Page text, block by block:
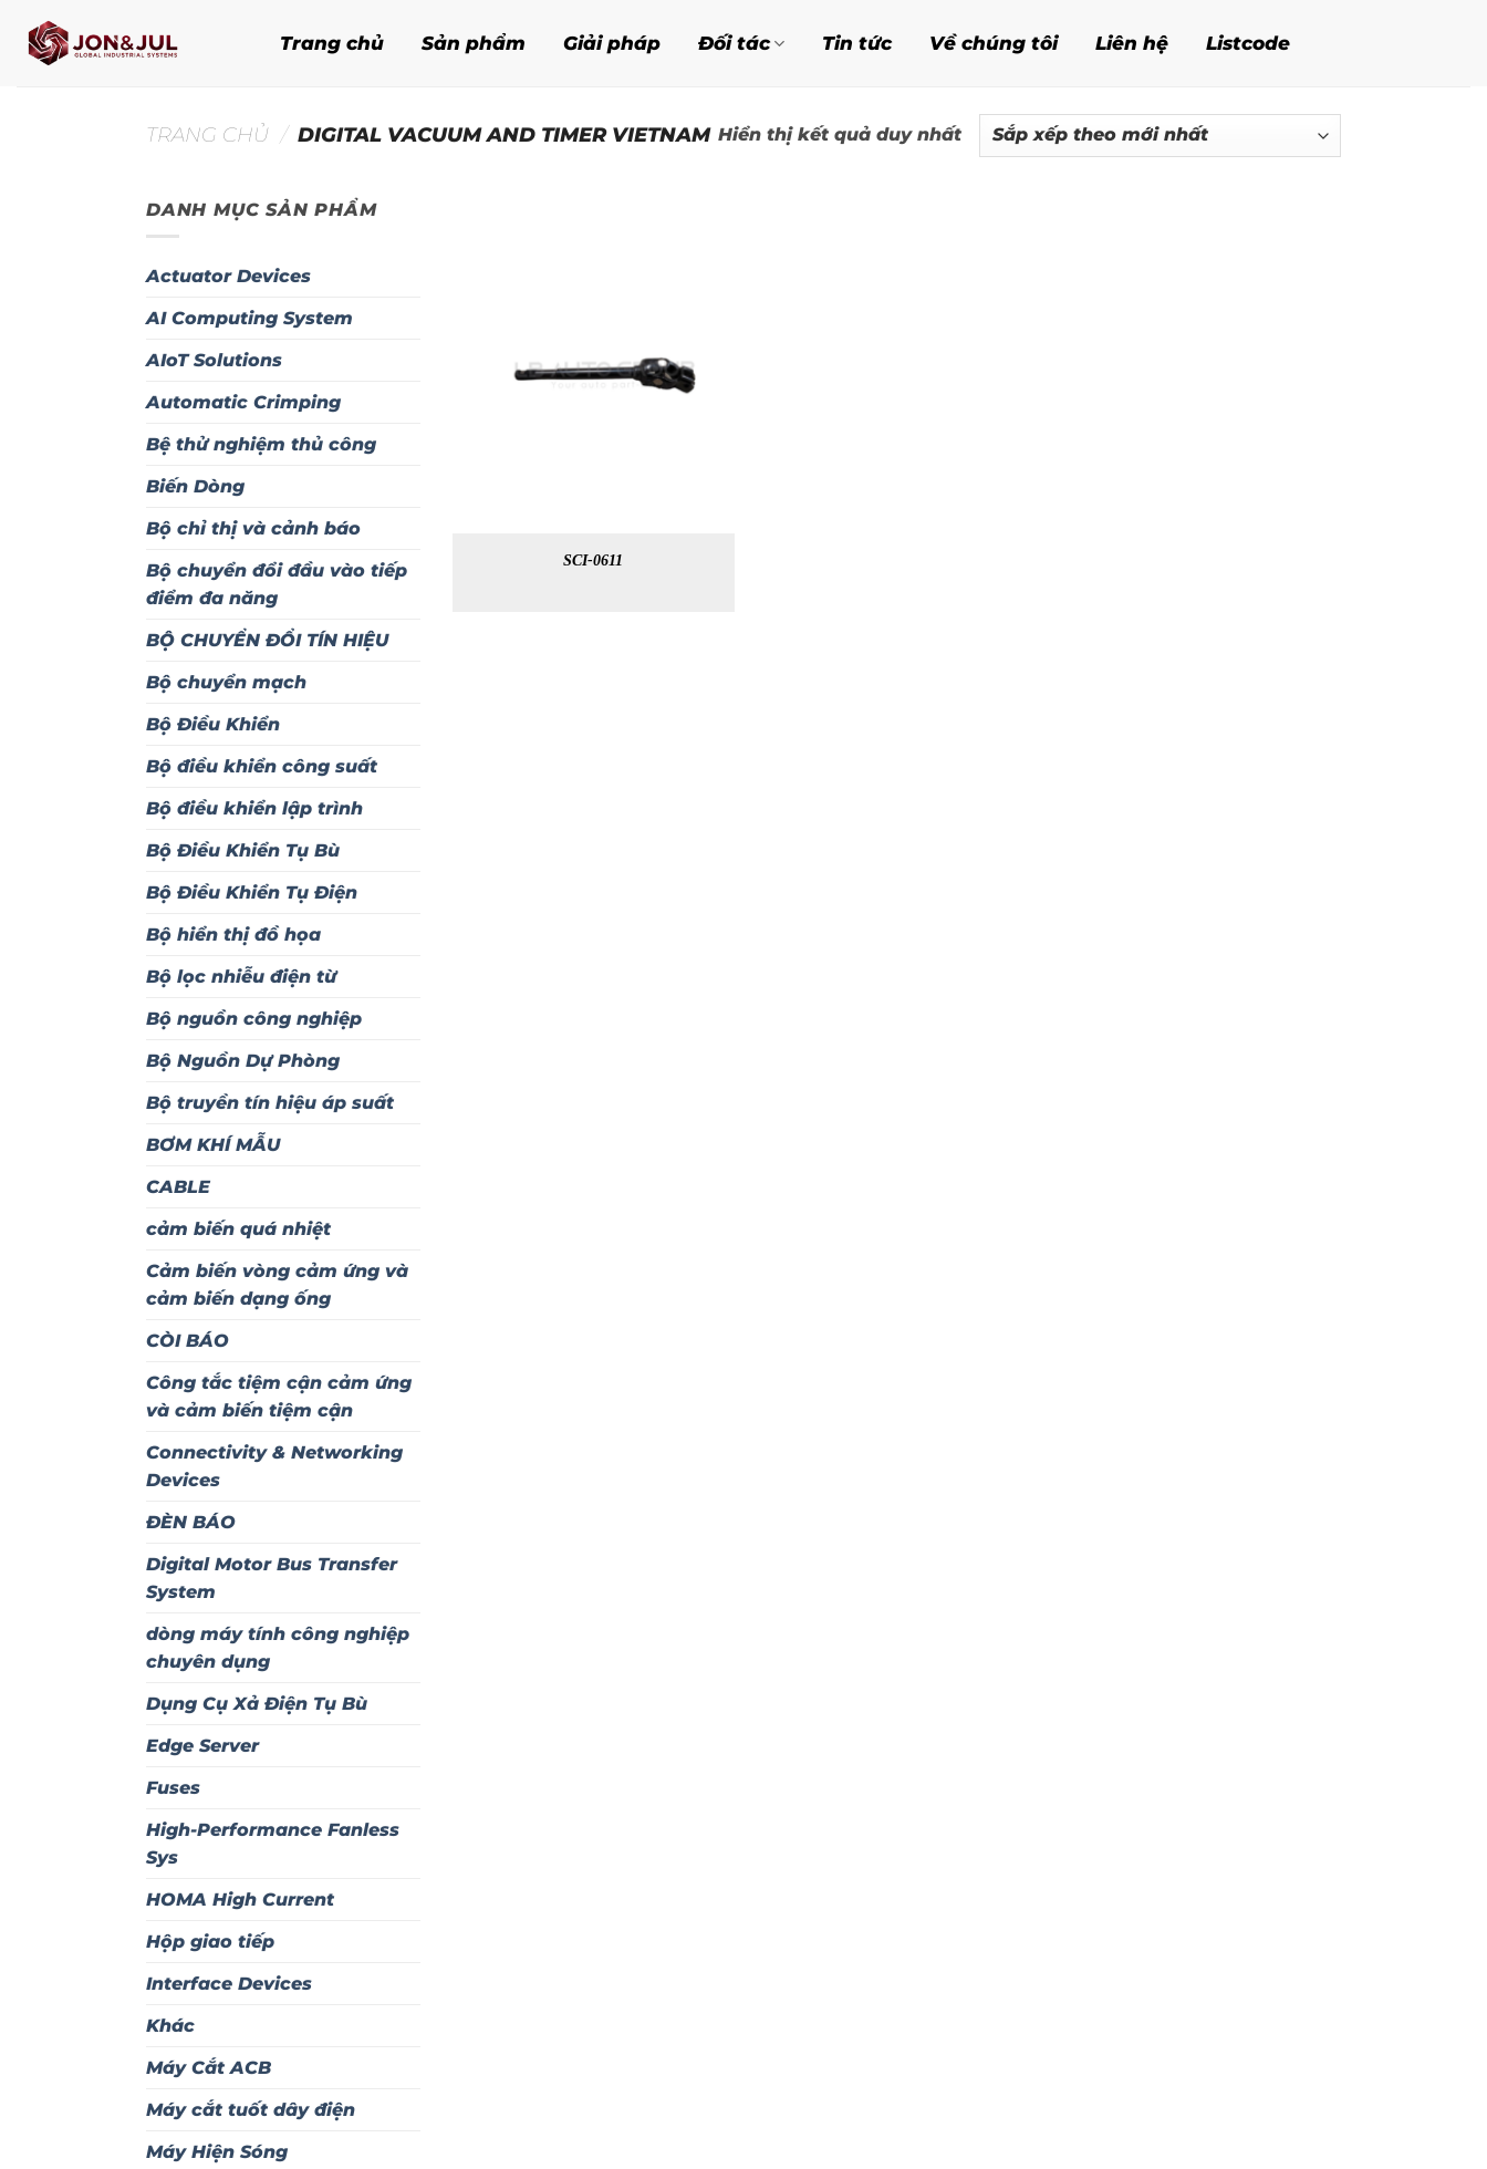
qua
Trang chủ Sản phẩm Giải pháp Đối tác Tin tức Về chúng tôi Liên hệ Listcode
TRANG CHỦ / DIGITAL VACUUM AND TIMER VIETNAM Hiển thị kết quả duy nhất
DANH MỤC SẢN PHẨM
Actuator Devices
AI Computing System
AIoT Solutions
Automatic Crimping
Bệ thử nghiệm thủ công
Biến Dòng
Bộ chỉ thị và cảnh báo
Bộ chuyển đổi đầu vào tiếp
điểm đa năng
BỘ CHUYỂN ĐỔI TÍN HIỆU
Bộ chuyển mạch
Bộ Điều Khiển
Bộ điều khiển công suất
Bộ điều khiển lập trình
Bộ Điều Khiển Tụ Bù
Bộ Điều Khiển Tụ Điện
Bộ hiển thị đồ họa
Bộ lọc nhiễu điện từ
Bộ nguồn công nghiệp
Bộ Nguồn Dự Phòng
Bộ truyền tín hiệu áp suất
BƠM KHÍ MẪU
CABLE
cảm biến quá nhiệt
Cảm biến vòng cảm ứng và
cảm biến dạng ống
CÒI BÁO
Công tắc tiệm cận cảm ứng
và cảm biến tiệm cận
Connectivity & Networking
Devices
ĐÈN BÁO
Digital Motor Bus Transfer
System
dòng máy tính công nghiệp
chuyên dụng
Dụng Cụ Xả Điện Tụ Bù
Edge Server
Fuses
High-Performance Fanless
Sys
HOMA High Current
Hộp giao tiếp
Interface Devices
Khác
Máy Cắt ACB
Máy cắt tuốt dây điện
Máy Hiện Sóng
SCI-0611